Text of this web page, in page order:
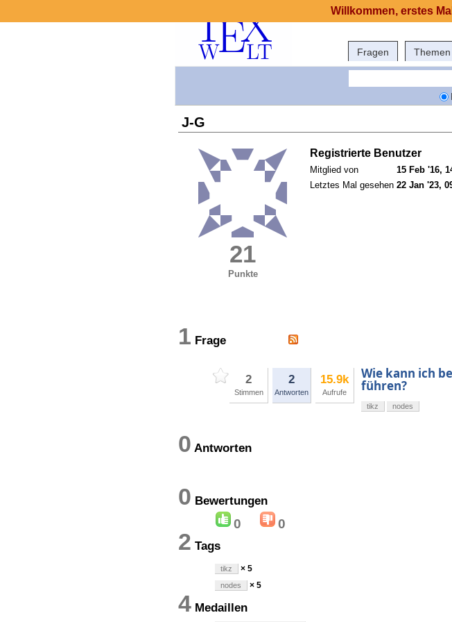
Fragen Themen
J-G
21
Punkte
Registrierte Benutzer
Mitglied von
15 Feb '16,
Letztes Mal gesehen 22 Jan '23,
1 Frage
2
Stimmen
2
Antworten
15.9k
Aufrufe
Wie kann ich
führen?
tikz nodes
0 Antworten
0 Bewertungen
0 0
2 Tags
tikz × 5
nodes × 5
4 Medaillen
Willkommen, erstes